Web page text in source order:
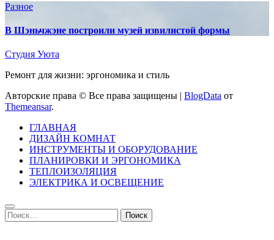
Разное
В Шэньчжэне построили музей извилистой формы
Студия Уюта
Ремонт для жизни: эргономика и стиль
Авторские права © Все права защищены | BlogData от
Themeansar.
ГЛАВНАЯ
ДИЗАЙН КОМНАТ
ИНСТРУМЕНТЫ И ОБОРУДОВАНИЕ
ПЛАНИРОВКИ И ЭРГОНОМИКА
ТЕПЛОИЗОЛЯЦИЯ
ЭЛЕКТРИКА И ОСВЕЩЕНИЕ
Найти: